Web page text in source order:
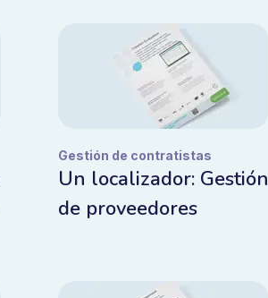
Gestión de contratistas
Un localizador: Gestión
de proveedores